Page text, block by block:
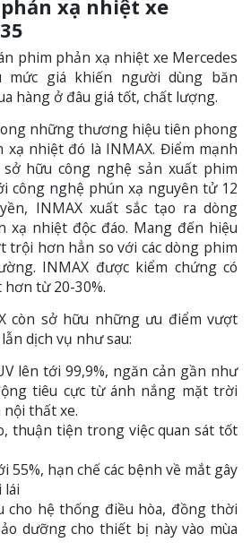
xạ nhiệt xe
phim phản xạ nhiệt xe Mercedes
mức giá khiến người dùng băn
hàng ở đâu giá tốt, chất lượng.
những thương hiệu tiên phong
xạ nhiệt đó là INMAX. Điểm mạnh
sở hữu công nghệ sản xuất phim
công nghệ phún xạ nguyên tử 12
INMAX xuất sắc tạo ra dòng
xạ nhiệt độc đáo. Mang đến hiệu
trội hơn hẳn so với các dòng phim
INMAX được kiểm chứng có
từ 20-30%.
còn sở hữu những ưu điểm vượt
dịch vụ như sau:
lên tới 99,9%, ngăn cản gần như
tiêu cực từ ánh nắng mặt trời
thất xe.
thuận tiện trong việc quan sát tốt
55%, hạn chế các bệnh về mắt gây
lái
cho hệ thống điều hòa, đồng thời
dưỡng cho thiết bị này vào mùa